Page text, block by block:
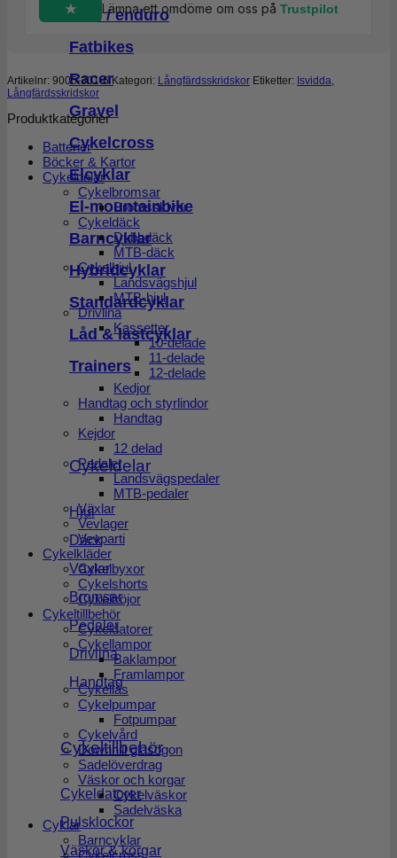
Trail / enduro
Fatbikes
Racer
Gravel
Cykelcross
Elcyklar
El-mountainbike
Barncyklar
Hybridcyklar
Standardcyklar
Låd & lastcyklar
Trainers
Cykeldelar
Hjul
Däck
Växlar
Bromsar
Pedaler
Drivlina
Handtag
Cykeltillbehör
Cykeldatorer
Pulsklockor
Väskor & korgar
Lämna ett omdöme om oss på Trustpilot
Artikelnr: 9005-301-6 Kategori: Långfärdsskridskor Etiketter: Isvidda,
Långfärdsskridskor
Produktkategorier
Batterier
Böcker & Kartor
Cykeldelar
Cykelbromsar
Bromsskivor
Cykeldäck
Dubbdäck
MTB-däck
Cykelhjul
Landsvägshjul
MTB-hjul
Drivlina
Kassetter
10-delade
11-delade
12-delade
Kedjor
Handtag och styrlindor
Handtag
Kejdor
12 delad
Pedaler
Landsvägspedaler
MTB-pedaler
Växlar
Vevlager
Vevparti
Cykelkläder
Cykelbyxor
Cykelshorts
Cykeltröjor
Cykeltillbehör
Cykeldatorer
Cykellampor
Baklampor
Framlampor
Cykellås
Cykelpumpar
Fotpumpar
Cykelvård
Downhill glasögon
Sadelöverdrag
Väskor och korgar
Cykelväskor
Sadelväska
Cyklar
Barncyklar
Cykelcross